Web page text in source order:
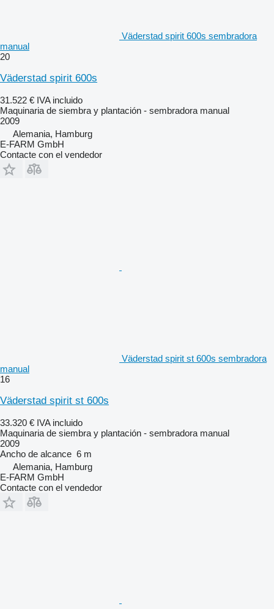
Väderstad spirit 600s sembradora
manual
20
Väderstad spirit 600s
31.522 € IVA incluido
Maquinaria de siembra y plantación - sembradora manual
2009
Alemania, Hamburg
E-FARM GmbH
Contacte con el vendedor
Väderstad spirit st 600s sembradora
manual
16
Väderstad spirit st 600s
33.320 € IVA incluido
Maquinaria de siembra y plantación - sembradora manual
2009
Ancho de alcance 6 m
Alemania, Hamburg
E-FARM GmbH
Contacte con el vendedor